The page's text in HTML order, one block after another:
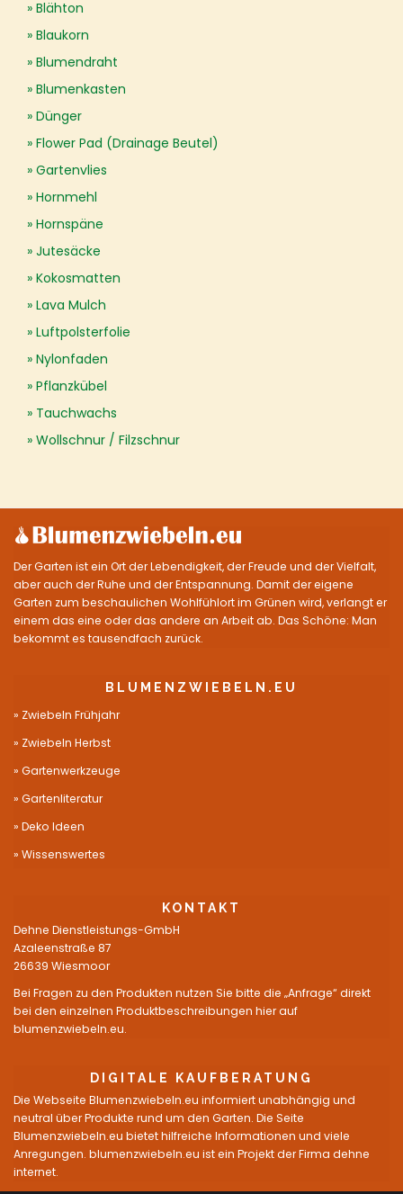
Blähton
Blaukorn
Blumendraht
Blumenkasten
Dünger
Flower Pad (Drainage Beutel)
Gartenvlies
Hornmehl
Hornspäne
Jutesäcke
Kokosmatten
Lava Mulch
Luftpolsterfolie
Nylonfaden
Pflanzkübel
Tauchwachs
Wollschnur / Filzschnur
Der Garten ist ein Ort der Lebendigkeit, der Freude und der Vielfalt,
aber auch der Ruhe und der Entspannung. Damit der eigene
Garten zum beschaulichen Wohlfühlort im Grünen wird, verlangt er
einem das eine oder das andere an Arbeit ab. Das Schöne: Man
bekommt es tausendfach zurück.
BLUMENZWIEBELN.EU
Zwiebeln Frühjahr
Zwiebeln Herbst
Gartenwerkzeuge
Gartenliteratur
Deko Ideen
Wissenswertes
KONTAKT
Dehne Dienstleistungs-GmbH
Azaleenstraße 87
26639 Wiesmoor
Bei Fragen zu den Produkten nutzen Sie bitte die „Anfrage“ direkt
bei den einzelnen Produktbeschreibungen hier auf
blumenzwiebeln.eu.
DIGITALE KAUFBERATUNG
Die Webseite Blumenzwiebeln.eu informiert unabhängig und
neutral über Produkte rund um den Garten. Die Seite
Blumenzwiebeln.eu bietet hilfreiche Informationen und viele
Anregungen. blumenzwiebeln.eu ist ein Projekt der Firma dehne
internet.